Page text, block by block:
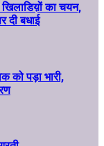
खिलाडिय़ों का चयन,
दी बधाई
को पड़ा भारी,